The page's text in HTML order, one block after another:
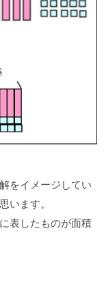
をイメージしてい
います。
表したものが面積